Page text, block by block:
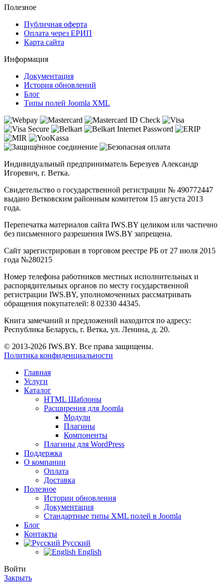
Полезное
Публичная оферта
Оплата через ЕРИП
Карта сайта
Информация
Документация
История обновлений
Блог
Типы полей Joomla XML
Индивидуальный предприниматель Березуев Александр
Игоревич, г. Ветка.
Свидетельство о государственной регистрации № 490772447
выдано Ветковским районным комитетом 15 августа 2013
года.
Перепечатка материалов сайта IWS.BY целиком или частично
без письменного разрешения IWS.BY запрещена.
Сайт зарегистрирован в торговом реестре РБ от 27 июля 2015
года №280215
Номер телефона работников местных исполнительных и
распорядительных органов по месту государственной
регистрации IWS.BY, уполномоченных рассматривать
обращения покупателей: 8 02330 44345.
Книга замечаний и предложений находится по адресу:
Республика Беларусь, г. Ветка, ул. Ленина, д. 20.
© 2013-2026 IWS.BY. Все права защищены.
Политика конфиденциальности
Главная
Услуги
Каталог
HTML Шаблоны
Расширения для Joomla
Модули
Плагины
Компоненты
Плагины для WordPress
Поддержка
О компании
Оплата
Доставка
Полезное
Истории обновления
Документация
Стандартные типы XML полей в Joomla
Блог
Контакты
Русский
English
Войти
Закрыть